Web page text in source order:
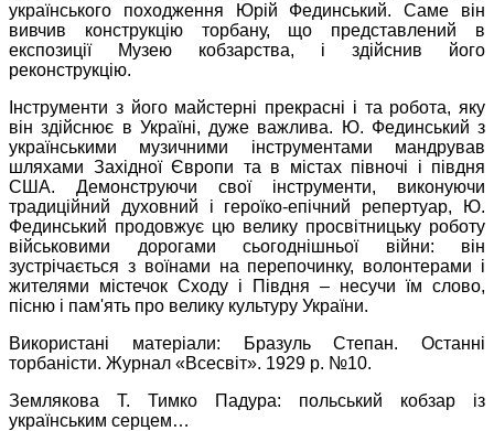
українського походження Юрій Фединський. Саме він
вивчив конструкцію торбану, що представлений в
експозиції Музею кобзарства, і здійснив його
реконструкцію.
Інструменти з його майстерні прекрасні і та робота, яку
він здійснює в Україні, дуже важлива. Ю. Фединський з
українськими музичними інструментами мандрував
шляхами Західної Європи та в містах півночі і півдня
США. Демонструючи свої інструменти, виконуючи
традиційний духовний і героїко-епічний репертуар, Ю.
Фединський продовжує цю велику просвітницьку роботу
військовими дорогами сьогоднішньої війни: він
зустрічається з воїнами на перепочинку, волонтерами і
жителями містечок Сходу і Півдня – несучи їм слово,
пісню і пам'ять про велику культуру України.
Використані матеріали: Бразуль Степан. Останні
торбаністи. Журнал «Всесвіт». 1929 р. №10.
Землякова Т. Тимко Падура: польський кобзар із
українським серцем…